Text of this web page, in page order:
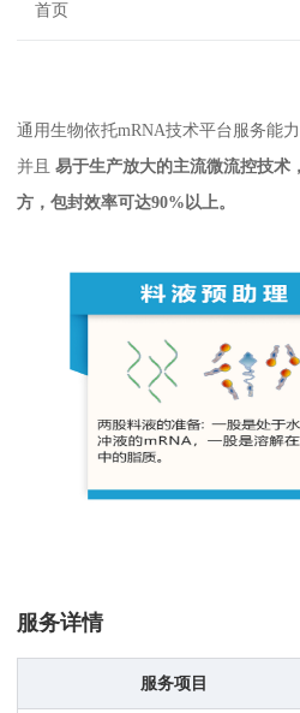
首页
通用生物依托mRNA技术平台服务能
并且 易于生产放大的主流微流控技术
方，包封效率可达90%以上。
服务详情
服务项目